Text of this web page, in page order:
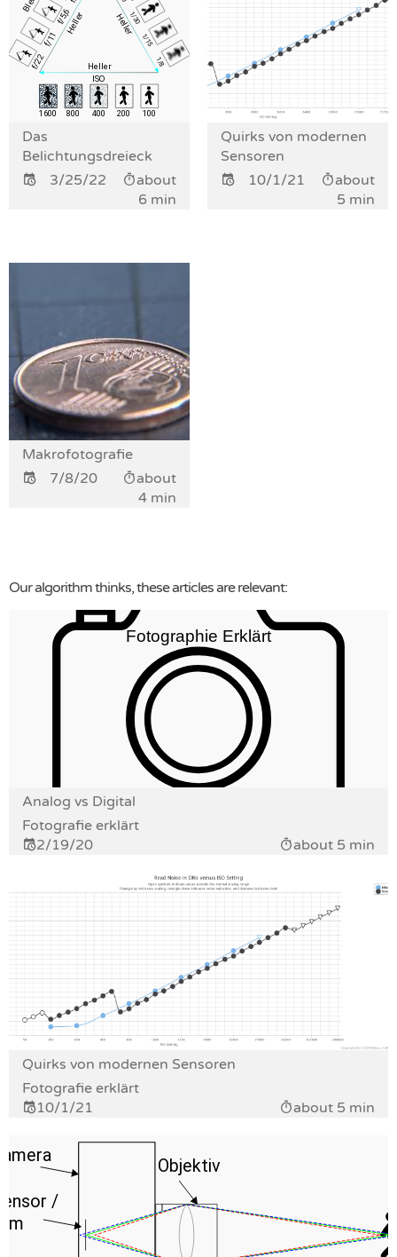
Das
Belichtungsdreieck
3/25/22
about
6 min
Quirks von modernen
Sensoren
10/1/21
about
5 min
Makrofotografie
7/8/20
about
4 min
Our algorithm thinks, these articles are relevant:
Analog vs Digital
Fotografie erklärt
2/19/20
about 5 min
Quirks von modernen Sensoren
Fotografie erklärt
10/1/21
about 5 min